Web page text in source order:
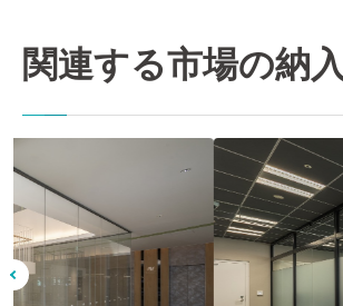
関連する市場の納